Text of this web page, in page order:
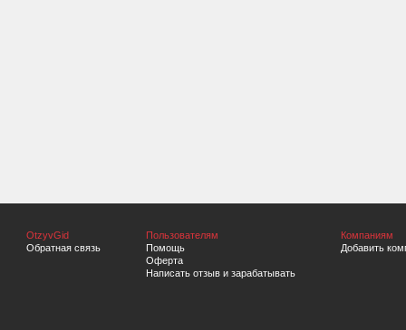
OtzyvGid
Обратная связь
Пользователям
Помощь
Оферта
Написать отзыв и зарабатывать
Компаниям
Добавить